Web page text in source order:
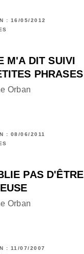
: 16/05/2012
M'A DIT SUIVI
PHRASES
Orban
: 08/06/2011
PAS D'ÊTRE
Orban
: 11/07/2007